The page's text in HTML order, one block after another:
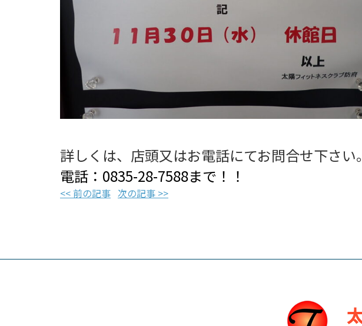
詳しくは、店頭又はお電話にてお問合せ下さい。
電話： 0835-28-7588まで！！
<< 前の記事 次の記事 >>